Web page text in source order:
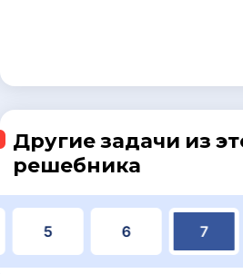
Другие задачи из
решебника
5 6 7